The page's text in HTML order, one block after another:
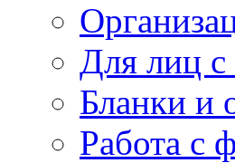
Для лиц
Бланки и
Работа с